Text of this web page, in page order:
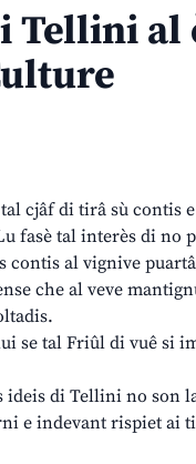
Tellini al
cjâf di tirâ sù contis
fasè tal interès di no
contis al vignive
che al veve
se tal Friûl di vuê si
ideis di Tellini no son
e indevant rispiet ai